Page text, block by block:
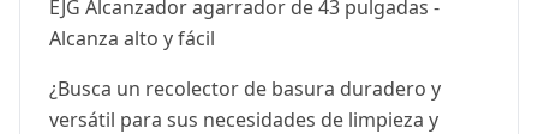
EJG Alcanzador agarrador de 43 pulgadas -
Alcanza alto y fácil
¿Busca un recolector de basura duradero y
versátil para sus necesidades de limpieza y